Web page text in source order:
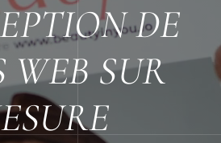
DE
WEB SUR